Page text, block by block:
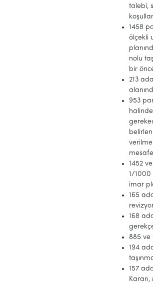
talebi,
1458
ölçekli
nolu
bir
213
953
1452
1/1000
imar
165
168
885 ve
194
157